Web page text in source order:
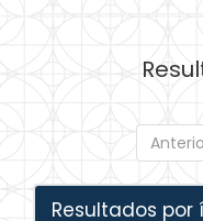
Resultados por